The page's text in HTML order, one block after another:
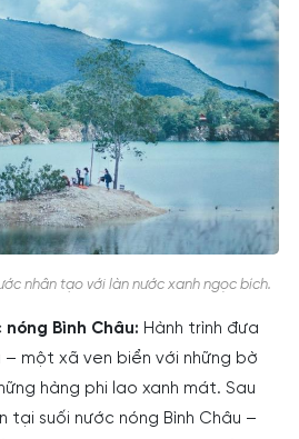
nhân tạo với làn nước xanh ngọc bích.
nóng Bình Châu: Hành trình đưa
– một xã ven biển với những bờ
hàng phi lao xanh mát. Sau
suối nước nóng Bình Châu –